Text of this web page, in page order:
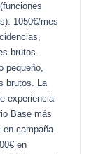
1050€/mes
brutos.
pequeño,
brutos. La
experiencia
Base más
campaña
en